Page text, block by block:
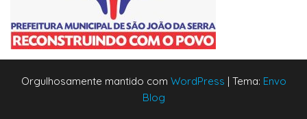
Orgulhosamente mantido com WordPress | Tema: Envo
Blog